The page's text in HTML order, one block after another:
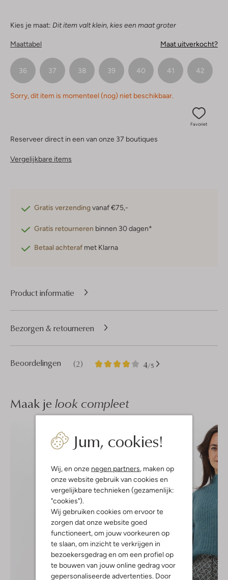
Jum, cookies!
Wij, en onze negen partners , maken op
onze website gebruik van cookies en
vergelijkbare technieken (gezamenlijk:
"cookies").
Wij gebruiken cookies om ervoor te
zorgen dat onze website goed
functioneert, om jouw voorkeuren op
te slaan, om inzicht te verkrijgen in
bezoekersgedrag en om een profiel op
te bouwen van jouw online gedrag voor
gepersonaliseerde advertenties. Door
Kies je maat: Dit item valt klein, kies een maat groter
Maattabel Maat uitverkocht?
36 37 38 39 40 41 42
Sorry, dit item is momenteel (nog) niet beschikbaar.
Favoriet
Reserveer direct in een van onze 37 boutiques
Vergelijkbare items
Gratis verzendingvanaf €75,-
Gratis retourneren binnen 30 dagen*
Betaal achteraf met Klarna
Product informatie
Beoordelingen (2) 4/5
2
4
Bezorgen & retourneren
Maak je look compleet